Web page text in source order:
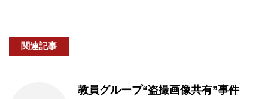
関連記事
教員グループ“盗撮画像共有”事件